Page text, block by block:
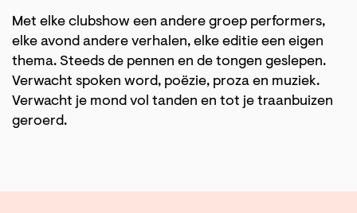
Met elke clubshow een andere groep performers,
elke avond andere verhalen, elke editie een eigen
thema. Steeds de pennen en de tongen geslepen.
Verwacht spoken word, poëzie, proza en muziek.
Verwacht je mond vol tanden en tot je traanbuizen
geroerd.